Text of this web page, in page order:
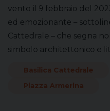
vento il 9 febbraio del
ed emozionante –
Cattedrale – che segna
simbolo architettonico e
Basilica Cattedrale
Piazza Armerina